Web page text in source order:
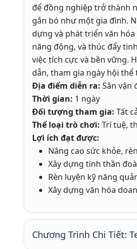
để đồng nghiệp trở thành
gắn bó như một gia đình.
dựng và phát triển văn
năng động, và thúc đẩy
việc tích cực và bền vững.
dẫn, tham gia ngày hội
Địa điểm diễn ra: Sân vận
Thời gian: 1 ngày
Đối tượng tham gia: Tất
Thể loại trò chơi: Trí tuệ,
Lợi ích đạt được:
Nâng cao sức khỏe,
Xây dựng tinh thần
Rèn luyện kỹ năng
Xây dựng văn hóa
Chương Trình Chi Tiết: